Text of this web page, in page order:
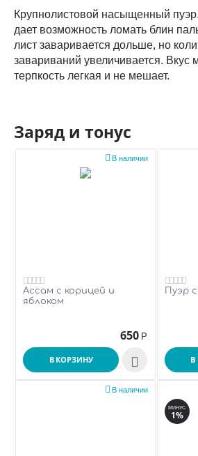
Крупнолистовой насыщенный
дает возможность ломать блин
лист заваривается дольше, но
завариваний увеличивается. Вкус
терпкость легкая и не мешает.
Заряд и тонус
В наличии

Ассам с корицей и
яблоком
650 Р
В КОРЗИНУ 
Пуэр
В
В наличии

МИНУС
1%